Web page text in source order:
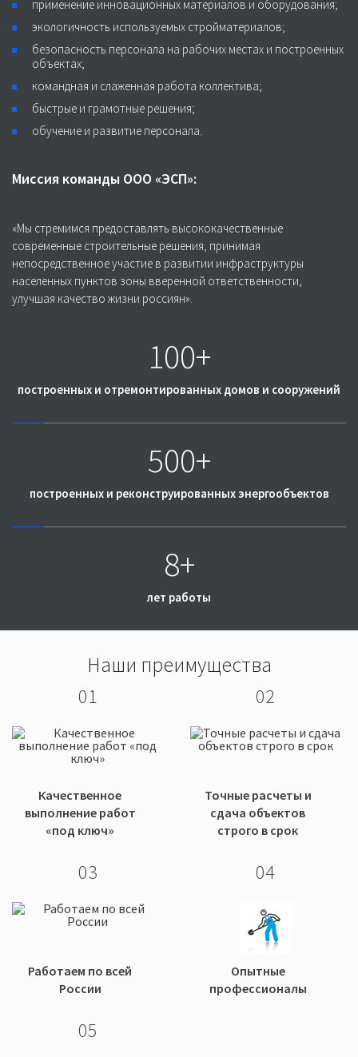
применение инновационных материалов и оборудования;
экологичность используемых стройматериалов;
безопасность персонала на рабочих местах и построенных
объектах;
командная и слаженная работа коллектива;
быстрые и грамотные решения;
обучение и развитие персонала.
Миссия команды ООО «ЭСП»:
«Мы стремимся предоставлять высококачественные
современные строительные решения, принимая
непосредственное участие в развитии инфраструктуры
населенных пунктов зоны вверенной ответственности,
улучшая качество жизни россиян».
100+
построенных и отремонтированных домов и сооружений
500+
построенных и реконструированных энергообъектов
8+
лет работы
Наши преимущества
01
Качественное
выполнение работ
«под ключ»
02
Точные расчеты и
сдача объектов
строго в срок
03
Работаем по всей
России
04
Опытные
профессионалы
05